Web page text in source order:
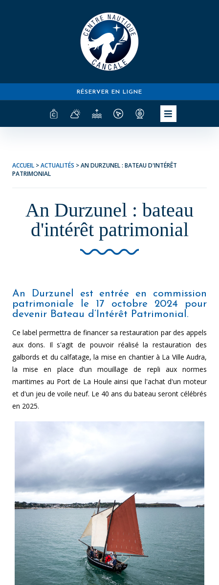
RÉSERVER EN LIGNE
PARTENAIRES
& SPONSORS
L'ASSOCIATION
DE MATÉRIEL
BALADES
ENCADRÉES
LES COURS
PARTICULIERS
CATAMARAN
HOBIE T1
CATAMARAN
HOBIE CAT15
VOILIERS
FORMATIONS
SCOLAIRES
CLASSES
DE MER
EVG / EVF
ACCUEIL >ACTUALITÉS > AN DURZUNEL : BATEAU D'INTÉRÊT
PATRIMONIAL
An Durzunel : bateau
d'intérêt patrimonial
An Durzunel est entrée en commission
patrimoniale le 17 octobre 2024 pour
devenir Bateau d’Intérêt Patrimonial.
Ce label permettra de financer sa restauration par des appels
aux dons. Il s'agit de pouvoir réalisé la restauration des
galbords et du calfatage, la mise en chantier à La Ville Audra,
la mise en place d’un mouillage de repli aux normes
maritimes au Port de La Houle ainsi que l'achat d'un moteur
et d'un jeu de voile neuf. Le 40 ans du bateau seront célébrés
en 2025.